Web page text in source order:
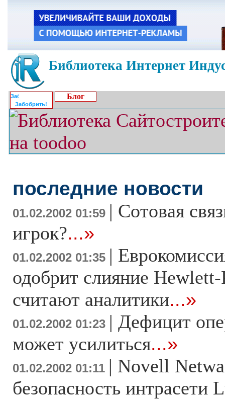
Библиотека Интернет
Забобрить!
Блог
последние новости
01.02.2002 01:59 | Сотовая
игрок?...»
01.02.2002 01:35 |
одобрит слияние
считают аналитики...»
01.02.2002 01:23 | Дефицит
может усилиться...»
01.02.2002 01:11 | Novell
безопасность интрасети